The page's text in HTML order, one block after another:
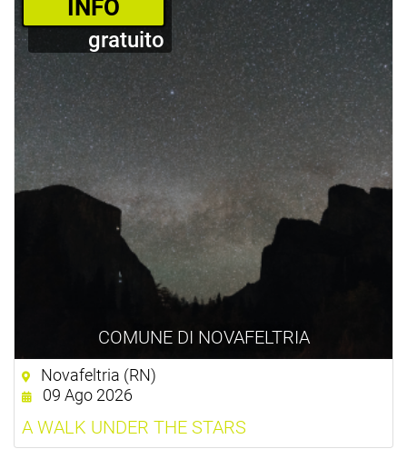
COMUNE DI NOVAFELTRIA
­INFO
gratuito
Novafeltria (RN)
09 Ago 2026
A WALK UNDER THE STARS